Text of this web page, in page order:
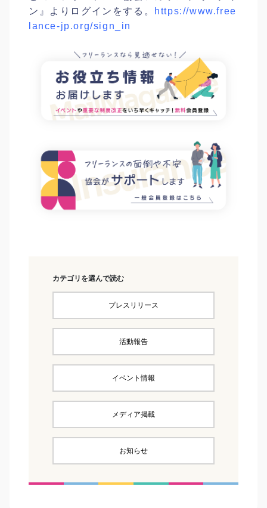
ン』よりログインをする。
https://www.free
lance-jp.org/sign_in
カテゴリを選んで読む
プレスリリース
活動報告
イベント情報
メディア掲載
お知らせ